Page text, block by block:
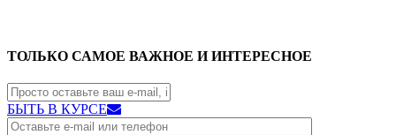
ТОЛЬКО САМОЕ ВАЖНОЕ И ИНТЕРЕСНОЕ
БЫТЬ В КУРСЕ